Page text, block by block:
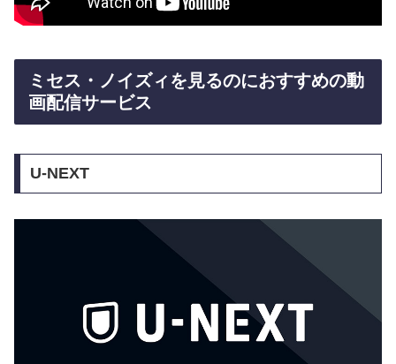
ミセス・ノイズィを見るのにおすすめの動
画配信サービス
U-NEXT